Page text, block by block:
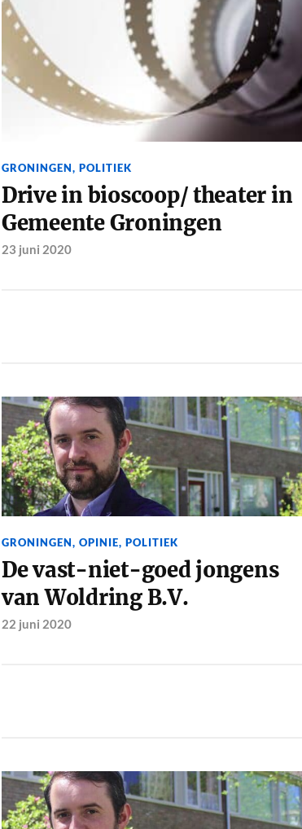
GRONINGEN, POLITIEK
Drive in bioscoop/ theater in
Gemeente Groningen
23 juni 2020
GRONINGEN, OPINIE, POLITIEK
De vast-niet-goed jongens
van Woldring B.V.
22 juni 2020